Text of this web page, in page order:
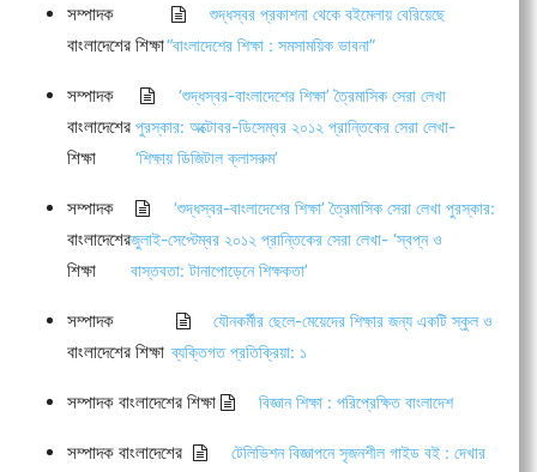
সম্পাদক
বাংলাদেশের শিক্ষা
শুদ্ধস্বর প্রকাশনা থেকে বইমেলায় বেরিয়েছে
“বাংলাদেশের শিক্ষা : সমসাময়িক ভাবনা”
সম্পাদক
বাংলাদেশের
শিক্ষা
‘শুদ্ধস্বর-বাংলাদেশের শিক্ষা’ ত্রৈমাসিক সেরা লেখা
পুরস্কার: অক্টোবর-ডিসেম্বর ২০১২ প্রান্তিকের সেরা লেখা-
‘শিক্ষায় ডিজিটাল ক্লাসরুম’
সম্পাদক
বাংলাদেশের
শিক্ষা
‘শুদ্ধস্বর-বাংলাদেশের শিক্ষা’ ত্রৈমাসিক সেরা লেখা পুরস্কার:
জুলাই-সেপ্টেম্বর ২০১২ প্রান্তিকের সেরা লেখা- ‘স্বপ্ন ও
বাস্তবতা: টানাপোড়েনে শিক্ষকতা’
সম্পাদক
বাংলাদেশের শিক্ষা
যৌনকর্মীর ছেলে-মেয়েদের শিক্ষার জন্য একটি স্কুল ও
ব্যক্তিগত প্রতিক্রিয়া: ১
সম্পাদক বাংলাদেশের শিক্ষা বিজ্ঞান শিক্ষা : পরিপ্রেক্ষিত বাংলাদেশ
সম্পাদক বাংলাদেশের
টেলিভিশন বিজ্ঞাপনে সৃজনশীল গাইড বই : দেখার